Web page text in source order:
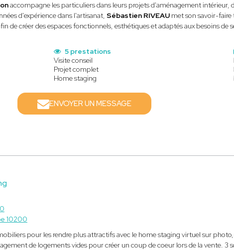
accompagne les particuliers dans leurs projets d'aménagement intérieur,
d'expérience dans l'artisanat,Sébastien RIVEAU met son savoir-faire
de créer des espaces fonctionnels, esthétiques et adaptés aux besoins de
5 prestations
Visite conseil
Projet complet
Home staging
ENVOYER UN MESSAGE
10200
pour les rendre plus attractifs avec le home staging virtuel sur
de logements vides pour créer un coup de coeur lors de la vente. 3